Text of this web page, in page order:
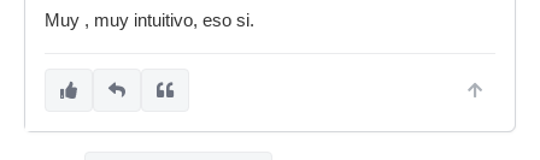
Muy , muy intuitivo, eso si.